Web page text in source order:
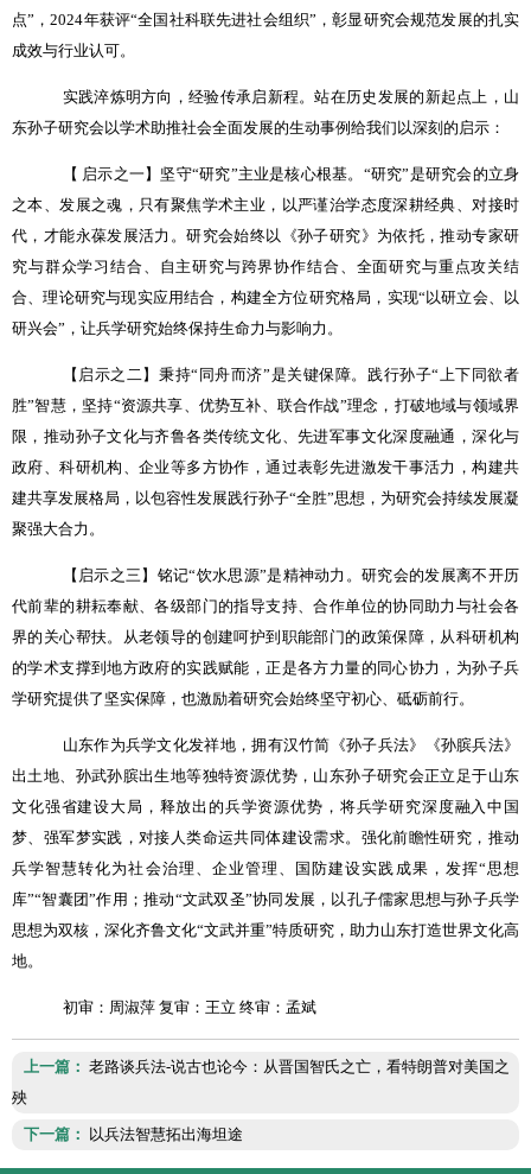
点” ，2024年获评“全国社科联先进社会组织” ，彰显研究会规范发展的扎实
成效与行业认可。
实践淬炼明方向，经验传承启新程。站在历史发展的新起点上，山
东孙子研究会以学术助推社会全面发展的生动事例给我们以深刻的启示：
【 启示之一】坚守“研究”主业是核心根基。 “研究”是研究会的立身
之本、发展之魂，只有聚焦学术主业，以严谨治学态度深耕经典、对接时
代，才能永葆发展活力。研究会始终以《孙子研究》为依托，推动专家研
究与群众学习结合、自主研究与跨界协作结合、全面研究与重点攻关结
合、理论研究与现实应用结合，构建全方位研究格局，实现“以研立会、以
研兴会” ，让兵学研究始终保持生命力与影响力。
【启示之二】秉持“ 同舟而济”是关键保障。践行孙子“上下同欲者
胜”智慧，坚持“资源共享、优势互补、联合作战”理念，打破地域与领域界
限，推动孙子文化与齐鲁各类传统文化、先进军事文化深度融通，深化与
政府、科研机构、企业等多方协作，通过表彰先进激发干事活力，构建共
建共享发展格局，以包容性发展践行孙子“全胜”思想，为研究会持续发展凝
聚强大合力。
【启示之三】铭记“饮水思源”是精神动力。研究会的发展离不开历
代前辈的耕耘奉献、各级部门的指导支持、合作单位的协同助力与社会各
界的关心帮扶。从老领导的创建呵护到职能部门的政策保障，从科研机构
的学术支撑到地方政府的实践赋能，正是各方力量的同心协力，为孙子兵
学研究提供了坚实保障，也激励着研究会始终坚守初心、砥砺前行。
山东作为兵学文化发祥地，拥有汉竹简《孙子兵法》《孙膑兵法》
出土地、孙武孙膑出生地等独特资源优势，山东孙子研究会正立足于山东
文化强省建设大局，释放出的兵学资源优势，将兵学研究深度融入中国
梦、强军梦实践，对接人类命运共同体建设需求。强化前瞻性研究，推动
兵学智慧转化为社会治理、企业管理、国防建设实践成果，发挥“思想
库”“智囊团”作用；推动“文武双圣”协同发展，以孔子儒家思想与孙子兵学
思想为双核，深化齐鲁文化“文武并重”特质研究，助力山东打造世界文化高
地。
初审：周淑萍 复审：王立 终审：孟斌
上一篇： 老路谈兵法-说古也论今：从晋国智氏之亡，看特朗普对美国之
殃
下一篇： 以兵法智慧拓出海坦途